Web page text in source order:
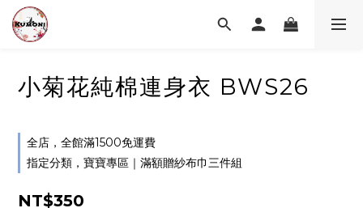
小菊花純棉連身衣 BWS26
全店，全館滿1500免運費
指定分類，寶寶專區｜滿額贈紗布巾三件組
NT$350